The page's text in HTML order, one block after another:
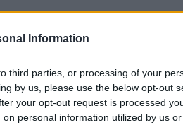
Information
third parties, or processing of your
by us, please use the below opt-out
your opt-out request is processed
personal information utilized by us